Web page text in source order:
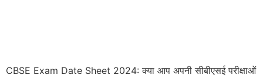
CBSE Exam Date Sheet 2024: क्या आप अपनी सीबीएसई परीक्षाओं